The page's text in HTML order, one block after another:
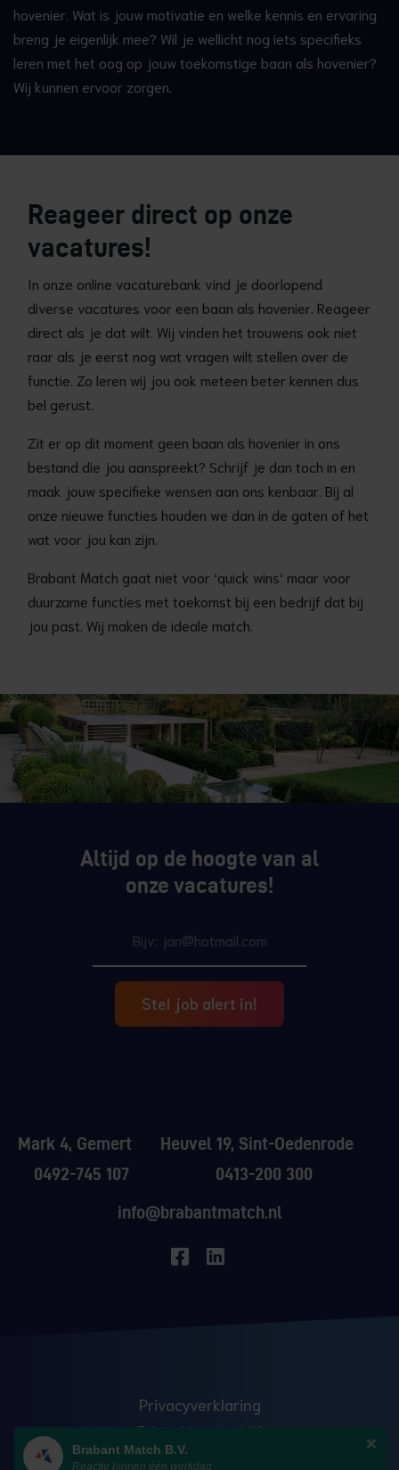
hovenier. Wat is jouw motivatie en welke kennis en ervaring
breng je eigenlijk mee? Wil je wellicht nog iets specifieks
leren met het oog op jouw toekomstige baan als hovenier?
Wij kunnen ervoor zorgen.
Reageer direct op onze
vacatures!
In onze online vacaturebank vind je doorlopend
diverse vacatures voor een baan als hovenier. Reageer
direct als je dat wilt. Wij vinden het trouwens ook niet
raar als je eerst nog wat vragen wilt stellen over de
functie. Zo leren wij jou ook meteen beter kennen dus
bel gerust.
Zit er op dit moment geen baan als hovenier in ons
bestand die jou aanspreekt? Schrijf je dan toch in en
maak jouw specifieke wensen aan ons kenbaar. Bij al
onze nieuwe functies houden we dan in de gaten of het
wat voor jou kan zijn.
Brabant Match gaat niet voor ‘quick wins‘ maar voor
duurzame functies met toekomst bij een bedrijf dat bij
jou past. Wij maken de ideale match.
Altijd op de hoogte van al
onze vacatures!
Stel job alert in!
Mark 4, Gemert
0492-745 107
Heuvel 19, Sint-Oedenrode
0413-200 300
info@brabantmatch.nl
Privacyverklaring
Erkend leerbedrijf
Anti discriminatie
Brabant Match B.V.
Reactie binnen één werkdag